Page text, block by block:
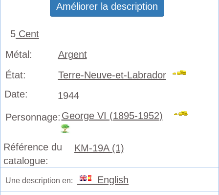
Améliorer la description
5 Cent
Métal:
Argent
État:
Terre-Neuve-et-Labrador
Date:
1944
Personnage: George VI (1895-1952)
Référence du
catalogue:
KM-19A (1)
Une description en: English